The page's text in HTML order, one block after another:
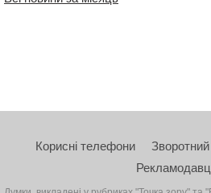
Корисні телефони Зворотний